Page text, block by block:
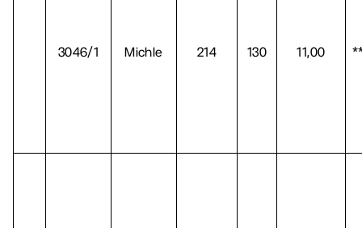
3046/1 Michle 214 130 11,00